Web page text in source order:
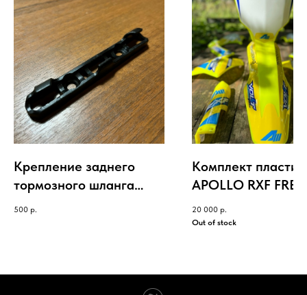
Крепление заднего
тормозного шланга
APOLLO RXF/RFZ
500 р.
Комплект
APOLLO RXF
жёлтый с
20 000 р.
Out of stock